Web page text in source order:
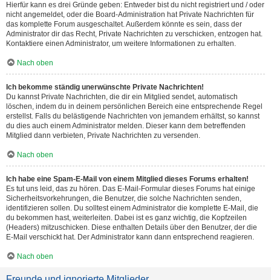
Hierfür kann es drei Gründe geben: Entweder bist du nicht registriert und / oder
nicht angemeldet, oder die Board-Administration hat Private Nachrichten für
das komplette Forum ausgeschaltet. Außerdem könnte es sein, dass der
Administrator dir das Recht, Private Nachrichten zu verschicken, entzogen hat.
Kontaktiere einen Administrator, um weitere Informationen zu erhalten.
Nach oben
Ich bekomme ständig unerwünschte Private Nachrichten!
Du kannst Private Nachrichten, die dir ein Mitglied sendet, automatisch
löschen, indem du in deinem persönlichen Bereich eine entsprechende Regel
erstellst. Falls du belästigende Nachrichten von jemandem erhältst, so kannst
du dies auch einem Administrator melden. Dieser kann dem betreffenden
Mitglied dann verbieten, Private Nachrichten zu versenden.
Nach oben
Ich habe eine Spam-E-Mail von einem Mitglied dieses Forums erhalten!
Es tut uns leid, das zu hören. Das E-Mail-Formular dieses Forums hat einige
Sicherheitsvorkehrungen, die Benutzer, die solche Nachrichten senden,
identifizieren sollen. Du solltest einem Administrator die komplette E-Mail, die
du bekommen hast, weiterleiten. Dabei ist es ganz wichtig, die Kopfzeilen
(Headers) mitzuschicken. Diese enthalten Details über den Benutzer, der die
E-Mail verschickt hat. Der Administrator kann dann entsprechend reagieren.
Nach oben